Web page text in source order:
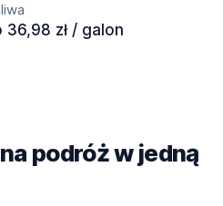
36,98 zł / galon
podróż w jedną